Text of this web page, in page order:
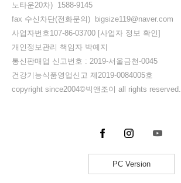
노타운20차) 1588-9145
fax 수신차단(전화문의) bigsize119@naver.com
사업자번호107-86-03700 [사업자 정보 확인]
개인정보관리 책임자 박예지
통신판매업 신고번호 : 2019-서울금천-0045
건강기능식품영업신고 제2019-0084005호
copyright since2004©빅앤조이 all rights reserved.
PC Version